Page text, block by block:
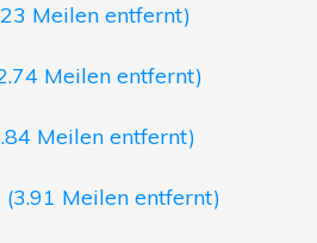
Meilen entfernt)
Meilen entfernt)
Meilen entfernt)
Meilen entfernt)